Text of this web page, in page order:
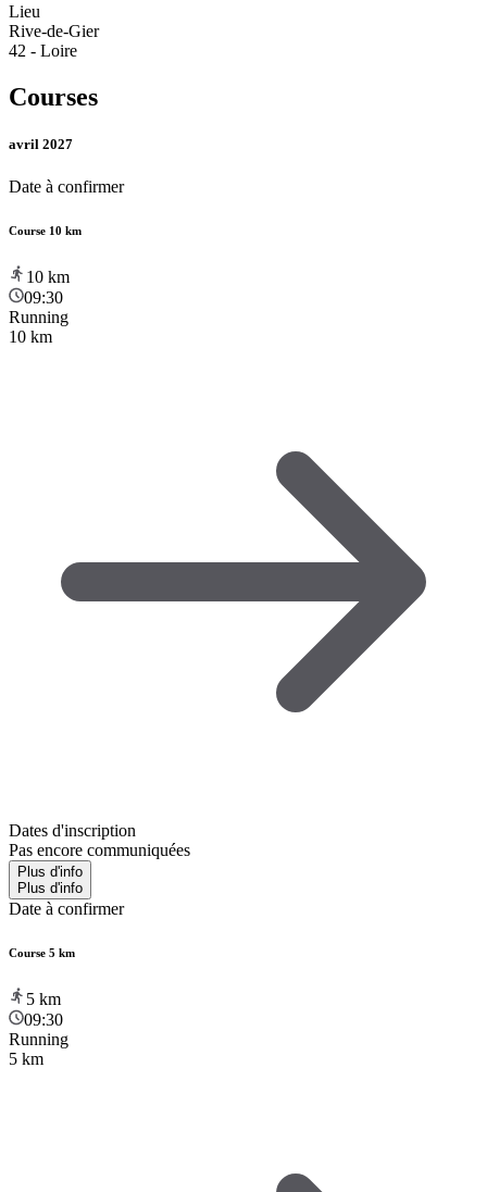
Lieu
Rive-de-Gier
42 - Loire
Courses
avril 2027
Date à confirmer
Course 10 km
10 km
09:30
Running
10 km
Dates d'inscription
Pas encore communiquées
Plus d'info
Plus d'info
Date à confirmer
Course 5 km
5 km
09:30
Running
5 km